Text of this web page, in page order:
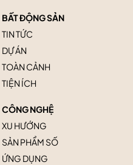
BẤT ĐỘNG SẢN
TIN TỨC
DỰ ÁN
TOÀN CẢNH
TIỆN ÍCH
CÔNG NGHỆ
XU HƯỚNG
SẢN PHẨM SỐ
ỨNG DỤNG